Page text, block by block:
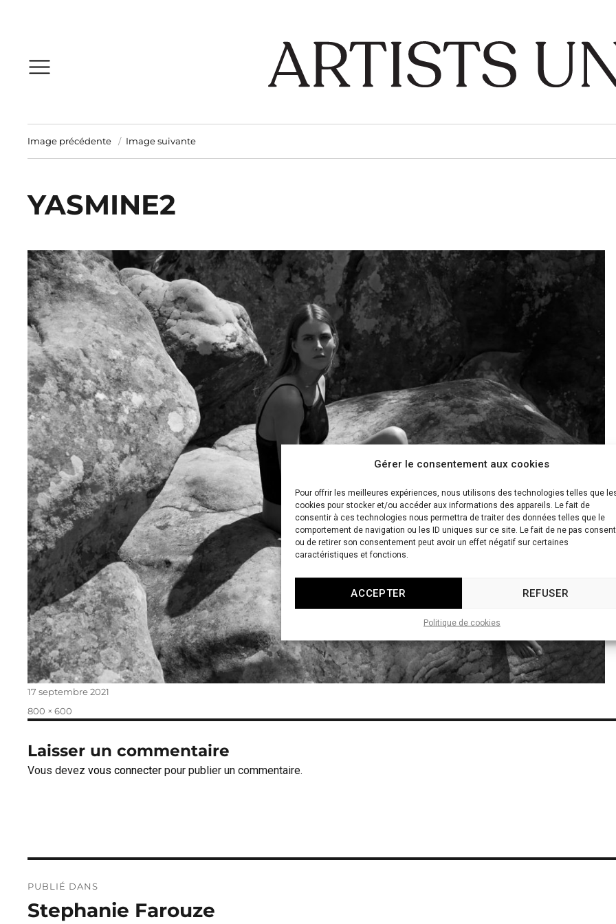
Gérer le consentement aux cookies
Pour offrir les meilleures expériences, nous utilisons des technologies telles que
cookies pour stocker et/ou accéder aux informations des appareils. Le fait de
consentir à ces technologies nous permettra de traiter des données telles que le
comportement de navigation ou les ID uniques sur ce site. Le fait de ne pas
ou de retirer son consentement peut avoir un effet négatif sur certaines
caractéristiques et fonctions.
ACCEPTER REFUSER
Politique de cookies
Image précédente Image suivante
YASMINE2
Publié
17 septembre 2021
Taille
réelle
800 × 600
Laisser un commentaire
Vous devez vous connecter pour publier un commentaire.
de
PUBLIÉ DANS
Stephanie Farouze